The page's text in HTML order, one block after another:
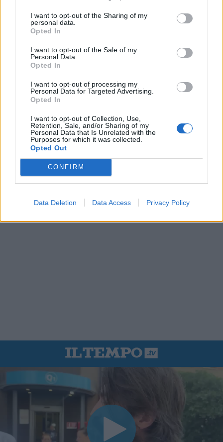
I want to opt-out of the Sharing of my
personal data.
Opted In
I want to opt-out of the Sale of my
Personal Data.
Opted In
I want to opt-out of processing my
Personal Data for Targeted Advertising.
Opted In
I want to opt-out of Collection, Use,
Retention, Sale, and/or Sharing of my
Personal Data that Is Unrelated with the
Purposes for which it was collected.
Opted Out
CONFIRM
Data Deletion Data Access Privacy Policy